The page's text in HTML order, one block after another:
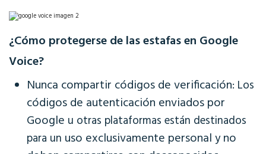
¿Cómo protegerse de las estafas en Google
Voice?
Nunca compartir códigos de verificación: Los
códigos de autenticación enviados por
Google u otras plataformas están destinados
para un uso exclusivamente personal yno